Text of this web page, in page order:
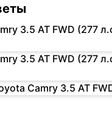
3.5 AT FWD (277
3.5 AT FWD (277
Camry 3.5 AT